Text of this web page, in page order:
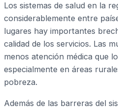
Los sistemas de salud en la
considerablemente entre
lugares hay importantes
calidad de los servicios. Las
menos atención médica que
especialmente en áreas
pobreza.
Además de las barreras del